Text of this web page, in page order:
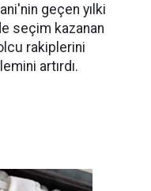
geçen yılki
seçim kazanan
rakiplerini
artırdı.